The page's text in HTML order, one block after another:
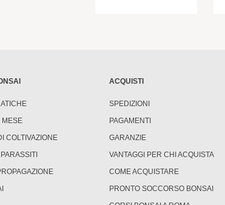
MESE
COLTIVAZIONE
ACQUISTI
SPEDIZIONI
PAGAMENTI
GARANZIE
VANTAGGI PER CHI ACQUISTA
COME ACQUISTARE
PRONTO SOCCORSO BONSAI